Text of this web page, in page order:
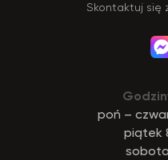
Skontaktuj się
poń –
piątek